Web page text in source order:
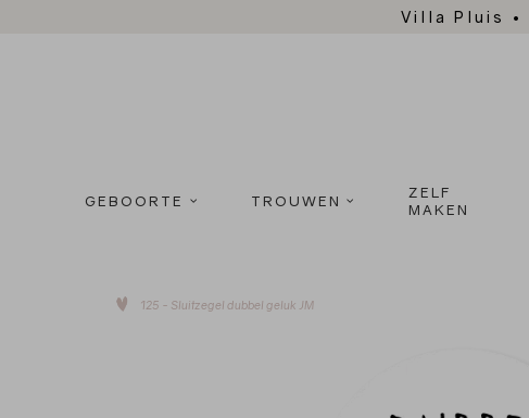
Villa Pluis •
GEBOORTE TROUWEN
ZELF
MAKEN
125 - Sluitzegel dubbel geluk JM